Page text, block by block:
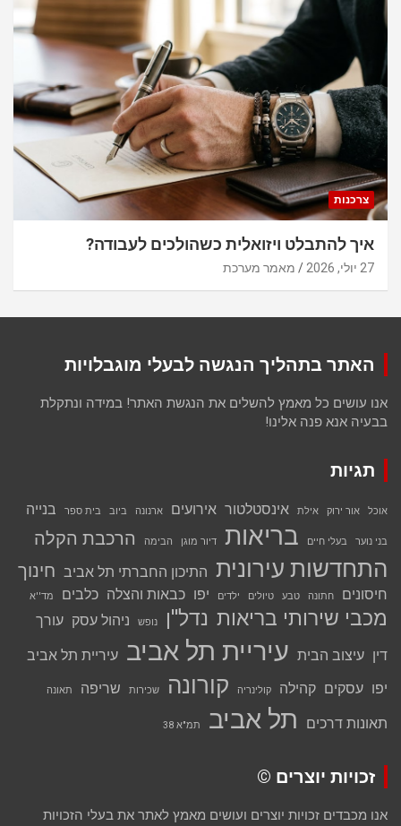
צרכנות
איך להתבלט ויזואלית כשהולכים לעבודה?
27 יולי, 2026 מאמר מערכת
האתר בתהליך הנגשה לבעלי מוגבלויות
אנו עושים כל מאמץ להשלים את הנגשת האתר! במידה ונתקלת
בבעיה אנא פנה אלינו!
תגיות
אוכל אור ירוק אילת אינסטלטור אירועים ארנונה ביוב בית ספר בנייה
בני נוער בעלי חיים בריאות דיור מוגן הבימה הרכבת הקלה
התחדשות עירונית התיכון החברתי תל אביב חינוך
חיסונים חתונה טבע טיולים ילדים יפו כבאות והצלה כלבים מד''א
מכבי שירותי בריאות נדל''ן נופש ניהול עסק עורך
דין עיצוב הבית עיריית תל אביב עיריית תל אביב
יפו עסקים קהילה קולינריה קורונה שכירות שריפה תאונה
תאונות דרכים תל אביב תמ"א 38
זכויות יוצרים ©
אנו מכבדים זכויות יוצרים ועושים מאמץ לאתר את בעלי הזכויות